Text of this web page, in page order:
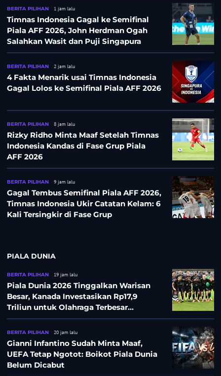
BERITA PILIHAN 1 jam lalu
Timnas Indonesia Gagal ke Semifinal
Piala AFF 2026, John Herdman Ogah
Salahkan Wasit dan Puji Singapura
BERITA PILIHAN 2 jam lalu
4 Fakta Menarik usai Timnas Indonesia
Gagal Lolos ke Semifinal Piala AFF 2026
BERITA PILIHAN 8 jam lalu
Rizky Ridho Minta Maaf Setelah Timnas
Indonesia Kandas di Fase Grup Piala
AFF 2026
BERITA PILIHAN 9 jam lalu
Gagal Tembus Semifinal Piala AFF 2026,
Timnas Indonesia Ukir Catatan Kelam: 6
Kali Tersingkir di Fase Grup
PIALA DUNIA
BERITA PILIHAN 19 jam lalu
Piala Dunia 2026 Tinggalkan Warisan
Besar, Kanada Investasikan Rp17,9
Triliun untuk Olahraga Terbesar
Sepanjang Sejarah
BERITA PILIHAN 20 jam lalu
Gianni Infantino Sudah Minta Maaf,
UEFA Tetap Ngotot: Boikot Piala Dunia
Belum Dicabut